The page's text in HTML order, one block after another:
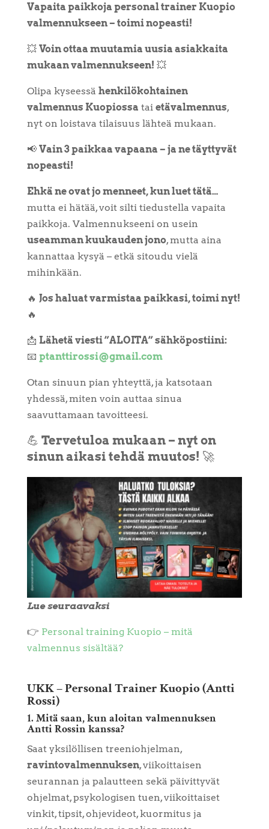
Vapaita paikkoja personal trainer Kuopio
valmennukseen – toimi nopeasti!
💥 Voin ottaa muutamia uusia asiakkaita
mukaan valmennukseen! 💥
Olipa kyseessä henkilökohtainen
valmennus Kuopiossa tai etävalmennus,
nyt on loistava tilaisuus lähteä mukaan.
📢 Vain 3 paikkaa vapaana – ja ne täyttyvät
nopeasti!
Ehkä ne ovat jo menneet, kun luet tätä…
mutta ei hätää, voit silti tiedustella vapaita
paikkoja. Valmennukseeni on usein
useamman kuukauden jono, mutta aina
kannattaa kysyä – etkä sitoudu vielä
mihinkään.
🔥 Jos haluat varmistaa paikkasi, toimi nyt!
🔥
📩 Lähetä viesti ”ALOITA” sähköpostiini:
📧 ptanttirossi@gmail.com
Otan sinuun pian yhteyttä, ja katsotaan
yhdessä, miten voin auttaa sinua
saavuttamaan tavoitteesi.
💪 Tervetuloa mukaan – nyt on
sinun aikasi tehdä muutos! 🚀
Lue seuraavaksi
👉 Personal training Kuopio – mitä
valmennus sisältää?
UKK – Personal Trainer Kuopio (Antti
Rossi)
1. Mitä saan, kun aloitan valmennuksen
Antti Rossin kanssa?
Saat yksilöllisen treeniohjelman,
ravintovalmennuksen, viikoittaisen
seurannan ja palautteen sekä päivittyvät
ohjelmat, psykologisen tuen, viikoittaiset
vinkit, tipsit, ohjevideot, kuormitus ja